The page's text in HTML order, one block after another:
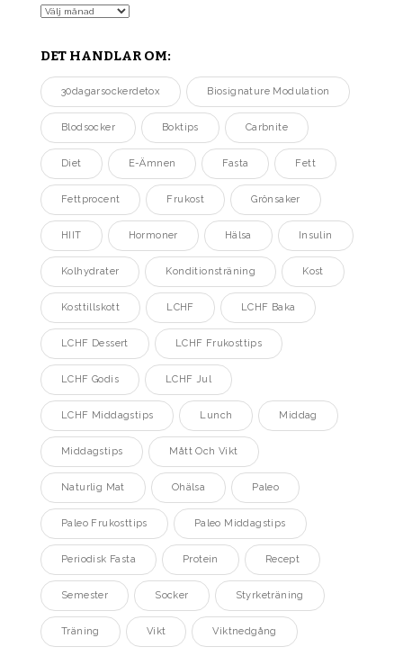
Arkiv
DET HANDLAR OM:
30dagarsockerdetox Biosignature Modulation
Blodsocker Boktips Carbnite
Diet E-Ämnen Fasta Fett
Fettprocent Frukost Grönsaker
HIIT Hormoner Hälsa Insulin
Kolhydrater Konditionsträning Kost
Kosttillskott LCHF LCHF Baka
LCHF Dessert LCHF Frukosttips
LCHF Godis LCHF Jul
LCHF Middagstips Lunch Middag
Middagstips Mått Och Vikt
Naturlig Mat Ohälsa Paleo
Paleo Frukosttips Paleo Middagstips
Periodisk Fasta Protein Recept
Semester Socker Styrketräning
Träning Vikt Viktnedgång